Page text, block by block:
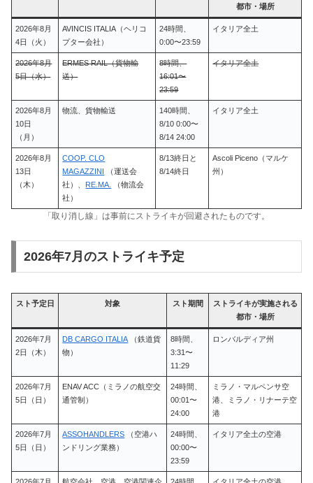
都市・場所
2026年8月
4日（火）
AVINCIS ITALIA（ヘリコ
プター会社）
24時間、
0:00〜23:59
イタリア全土
2026年8月
5日（水）
ERMES RAIL（貨物輸
送）
8時間、
16:01〜
23:59
イタリア全土
2026年8月
10日
（月）
物流、貨物輸送
140時間、
8/10 0:00〜
8/14 24:00
イタリア全土
2026年8月
13日
（木）
COOP. CLO
MAGAZZINI
（運送会
社）、 RE.MA.
（物流会
社）
8/13終日と
8/14終日
Ascoli Piceno（マルケ
州）
「取り消し線」は事前にストライキが回避されたものです。
2026年7月のストライキ予定
スト予定日 対象 スト期間
ストライキが実施される
都市・場所
2026年7月
2日（木）
DB CARGO ITALIA
（鉄道貨
物）
8時間、
3:31〜
11:29
ロンバルディア州
2026年7月
5日（日）
ENAV ACC（ミラノの航空交
通管制）
24時間、
00:01〜
24:00
ミラノ・マルペンサ空
港、ミラノ・リナーテ空
港
2026年7月
5日（日）
ASSOHANDLERS
（空港ハ
ンドリング業務）
24時間、
00:00〜
23:59
イタリア全土の空港